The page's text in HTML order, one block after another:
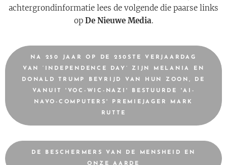
achtergrondinformatie lees de volgende die paarse links
op De Nieuwe Media.
NA 250 JAAR OP DE 250STE VERJAARDAG
VAN ‘INDEPENDENCE DAY’ ZIJN MELANIA EN
DONALD TRUMP BEVRIJD VAN HUN ZOON, DE
VANUIT 'VOC-WIC-NAZI' BESTUURDE 'AI-
NAVO-COMPUTERS' PREMIEJAGER MARK
RUTTE
DE BESCHERMERS VAN DE MENSHEID EN
ONZE AARDE